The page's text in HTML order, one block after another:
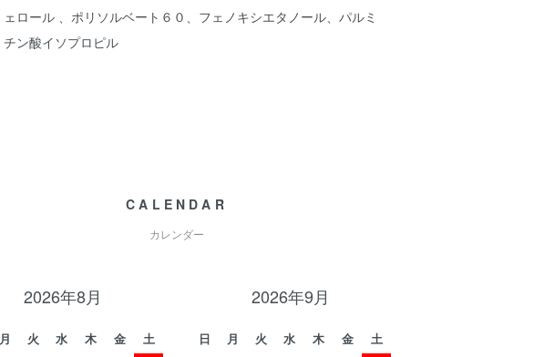
ェロール 、ポリソルベート６０、フェノキシエタノール、パルミ
チン酸イソプロピル
CALENDAR
カレンダー
2026年8月
月 火 水 木 金
土
2026年9月
日 月 火 水 木 金
土